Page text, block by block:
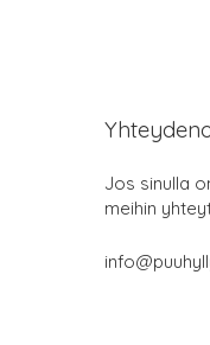
Jos sinulla
meihin